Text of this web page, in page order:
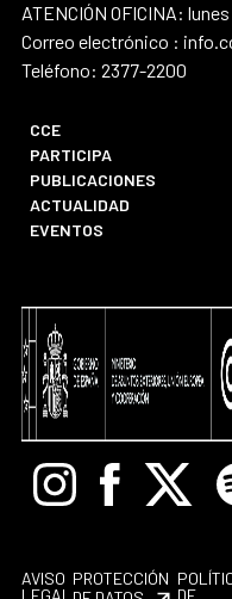
ATENCIÓN OFICINA:
Correo electrónico :
Teléfono: 2377-2200
CCE
PARTICIPA
PUBLICACIONES
ACTUALIDAD
EVENTOS
InstagramFacebook
X
AVISO PROTECCIÓN